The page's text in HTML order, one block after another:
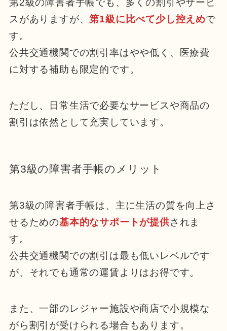
第2級の障害者手帳でも、多くの割引やサービ
スがありますが、第1級に比べて少し控えめで
す。
公共交通機関での割引率はやや低く、医療費
に対する補助も限定的です。
ただし、日常生活で必要なサービスや商品の
割引は依然として充実しています。
第3級の障害者手帳のメリット
第3級の障害者手帳は、主に生活の質を向上さ
せるための基本的なサポートが提供されま
す。
公共交通機関での割引は最も低いレベルです
が、それでも通常の運賃よりはお得です。
また、一部のレジャー施設や商店で小規模な
がら割引が受けられる場合もあります。